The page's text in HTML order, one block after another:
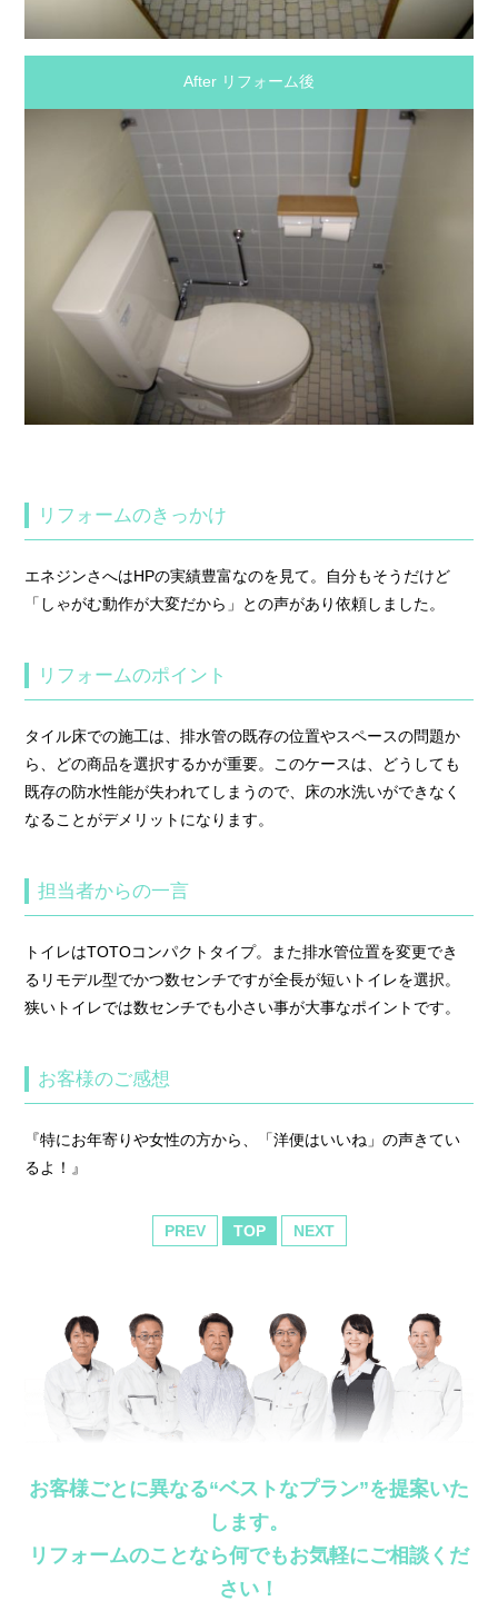
After リフォーム後
リフォームのきっかけ
エネジンさへはHPの実績豊富なのを見て。自分もそうだけど
「しゃがむ動作が大変だから」との声があり依頼しました。
リフォームのポイント
タイル床での施工は、排水管の既存の位置やスペースの問題か
ら、どの商品を選択するかが重要。このケースは、どうしても
既存の防水性能が失われてしまうので、床の水洗いができなく
なることがデメリットになります。
担当者からの一言
トイレはTOTOコンパクトタイプ。また排水管位置を変更でき
るリモデル型でかつ数センチですが全長が短いトイレを選択。
狭いトイレでは数センチでも小さい事が大事なポイントです。
お客様のご感想
『特にお年寄りや女性の方から、「洋便はいいね」の声きてい
るよ！』
PREV TOP NEXT
お客様ごとに異なる“ベストなプラン”を提案いた
します。
リフォームのことなら何でもお気軽にご相談くだ
さい！